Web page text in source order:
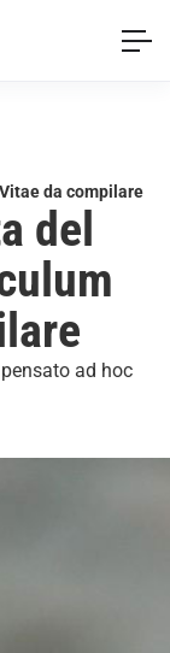
da compilare
del
ad hoc